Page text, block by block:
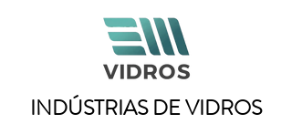
INDÚSTRIAS DE VIDROS